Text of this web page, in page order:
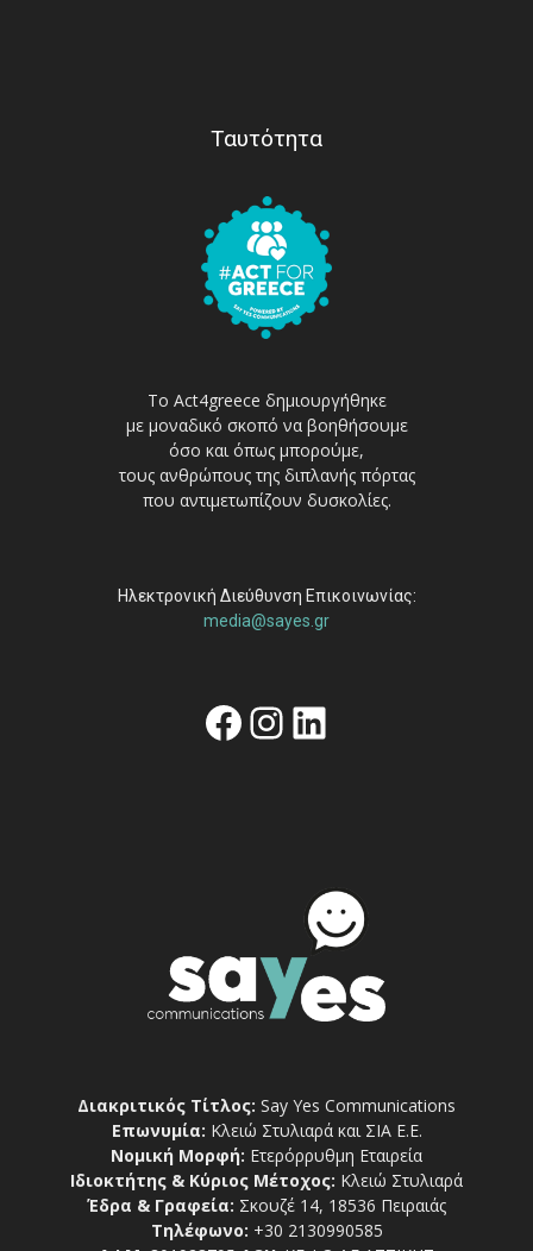
Ταυτότητα
Το Act4greece δημιουργήθηκε
με μοναδικό σκοπό να βοηθήσουμε
όσο και όπως μπορούμε,
τους ανθρώπους της διπλανής πόρτας
που αντιμετωπίζουν δυσκολίες.
Ηλεκτρονική Διεύθυνση Επικοινωνίας:
media@sayes.gr
Facebook
Instagram
Linkedin
Διακριτικός Τίτλος: Say Yes Communications
Επωνυμία: Κλειώ Στυλιαρά και ΣΙΑ Ε.Ε.
Νομική Μορφή: Ετερόρρυθμη Εταιρεία
Ιδιοκτήτης & Κύριος Μέτοχος: Κλειώ Στυλιαρά
Έδρα & Γραφεία: Σκουζέ 14, 18536 Πειραιάς
Τηλέφωνο: +30 2130990585